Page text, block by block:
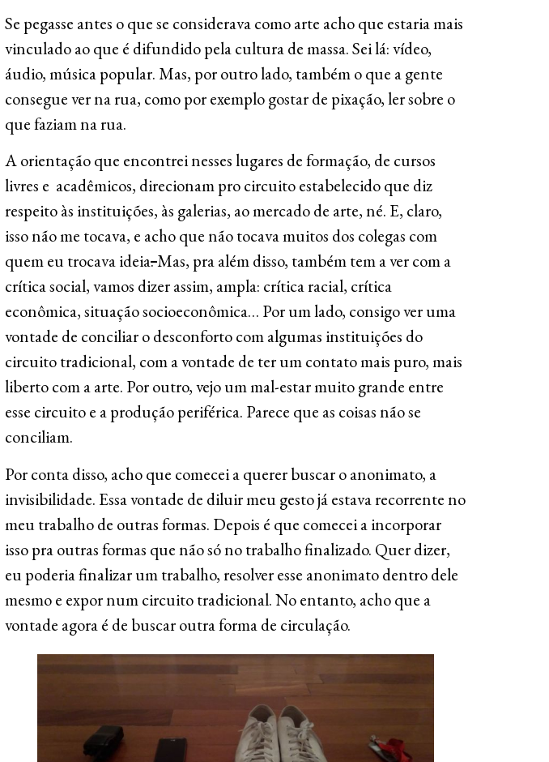
Se pegasse antes o que se considerava como arte acho que estaria mais
vinculado ao que é difundido pela cultura de massa. Sei lá: vídeo,
áudio, música popular. Mas, por outro lado, também o que a gente
consegue ver na rua, como por exemplo gostar de pixação, ler sobre o
que faziam na rua.
A orientação que encontrei nesses lugares de formação, de cursos
livres e acadêmicos, direcionam pro circuito estabelecido que diz
respeito às instituições, às galerias, ao mercado de arte, né. E, claro,
isso não me tocava, e acho que não tocava muitos dos colegas com
quem eu trocava ideia.Mas, pra além disso, também tem a ver com a
crítica social, vamos dizer assim, ampla: crítica racial, crítica
econômica, situação socioeconômica… Por um lado, consigo ver uma
vontade de conciliar o desconforto com algumas instituições do
circuito tradicional, com a vontade de ter um contato mais puro, mais
liberto com a arte. Por outro, vejo um mal-estar muito grande entre
esse circuito e a produção periférica. Parece que as coisas não se
conciliam.
Por conta disso, acho que comecei a querer buscar o anonimato, a
invisibilidade. Essa vontade de diluir meu gesto já estava recorrente no
meu trabalho de outras formas. Depois é que comecei a incorporar
isso pra outras formas que não só no trabalho finalizado. Quer dizer,
eu poderia finalizar um trabalho, resolver esse anonimato dentro dele
mesmo e expor num circuito tradicional. No entanto, acho que a
vontade agora é de buscar outra forma de circulação.